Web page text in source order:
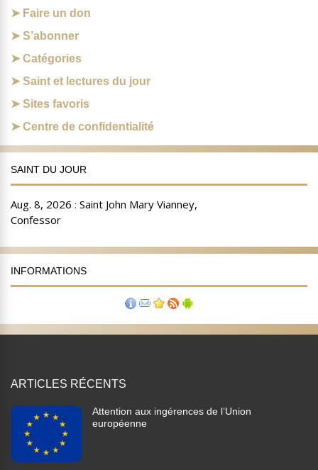
Faire un don
S’abonner
Catégories
Saint et lectures du jour
Sites favoris
Centre de confidentialité
SAINT DU JOUR
INFORMATIONS
ARTICLES RÉCENTS
Attention aux ingérences de l’Union
européenne